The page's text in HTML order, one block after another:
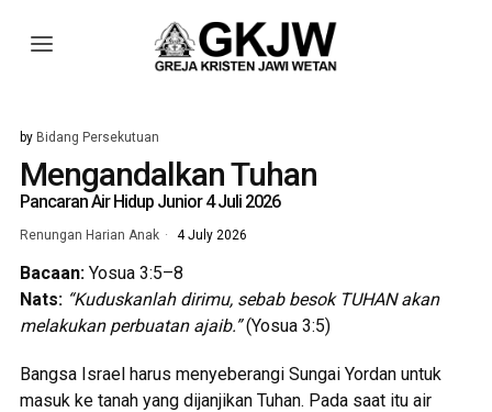
by Bidang Persekutuan
Mengandalkan Tuhan
Pancaran Air Hidup Junior 4 Juli 2026
Renungan Harian Anak 4 July 2026
Bacaan:Yosua 3:5–8
Nats: “Kuduskanlah dirimu, sebab besok TUHAN akan
melakukan perbuatan ajaib.”(Yosua 3:5)
Bangsa Israel harus menyeberangi Sungai Yordan untuk
masuk ke tanah yang dijanjikan Tuhan. Pada saat itu air